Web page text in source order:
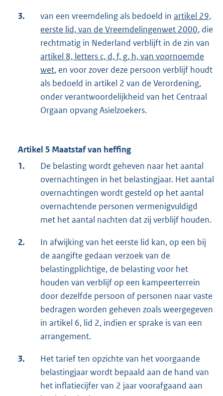
3. van een vreemdeling als bedoeld in artikel 29,
eerste lid, van de Vreemdelingenwet 2000, die
rechtmatig in Nederland verblijft in de zin van
artikel 8, letters c, d, f, g, h, van voornoemde
wet, en voor zover deze persoon verblijf houdt
als bedoeld in artikel 2 van de Verordening,
onder verantwoordelijkheid van het Centraal
Orgaan opvang Asielzoekers.
Artikel 5 Maatstaf van heffing
1.
De belasting wordt geheven naar het aantal
overnachtingen in het belastingjaar. Het aantal
overnachtingen wordt gesteld op het aantal
overnachtende personen vermenigvuldigd
met het aantal nachten dat zij verblijf houden.
2.
In afwijking van het eerste lid kan, op een bij
de aangifte gedaan verzoek van de
belastingplichtige, de belasting voor het
houden van verblijf op een kampeerterrein
door dezelfde persoon of personen naar vaste
bedragen worden geheven zoals weergegeven
in artikel 6, lid 2, indien er sprake is van een
arrangement.
3.
Het tarief ten opzichte van het voorgaande
belastingjaar wordt bepaald aan de hand van
het inflatiecijfer van 2 jaar voorafgaand aan